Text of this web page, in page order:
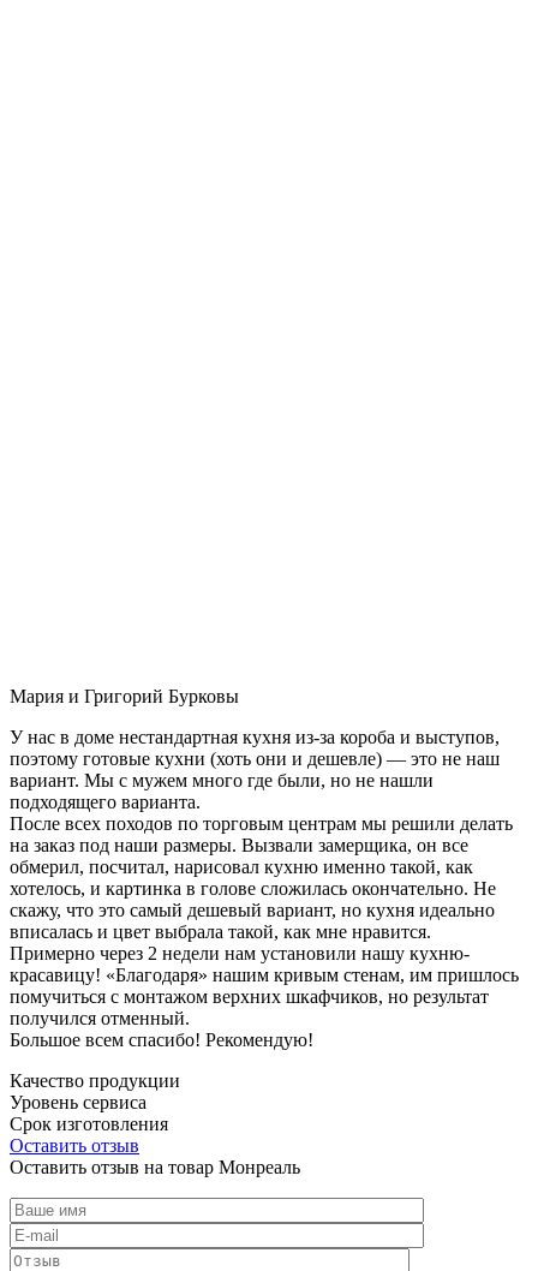
Мария и Григорий Бурковы
У нас в доме нестандартная кухня из-за короба и выступов,
поэтому готовые кухни (хоть они и дешевле) — это не наш
вариант. Мы с мужем много где были, но не нашли
подходящего варианта.
После всех походов по торговым центрам мы решили делать
на заказ под наши размеры. Вызвали замерщика, он все
обмерил, посчитал, нарисовал кухню именно такой, как
хотелось, и картинка в голове сложилась окончательно. Не
скажу, что это самый дешевый вариант, но кухня идеально
вписалась и цвет выбрала такой, как мне нравится.
Примерно через 2 недели нам установили нашу кухню-
красавицу! «Благодаря» нашим кривым стенам, им пришлось
помучиться с монтажом верхних шкафчиков, но результат
получился отменный.
Большое всем спасибо! Рекомендую!
Качество продукции
Уровень сервиса
Срок изготовления
Оставить отзыв
Оставить отзыв на товар Монреаль